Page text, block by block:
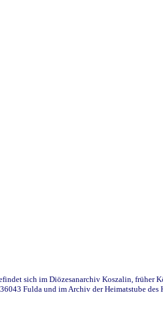
sich im Diözesanarchiv Koszalin,
Fulda und im Archiv der Heimatstube